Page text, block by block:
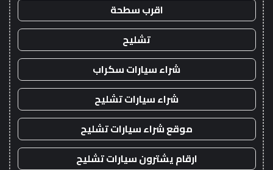
اقرب سطحة
تشليح
شراء سيارات سكراب
شراء سيارات تشليح
موقع شراء سيارات تشليح
ارقام يشترون سيارات تشليح